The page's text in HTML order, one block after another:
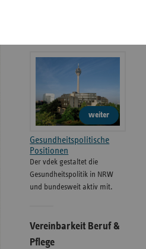
weiter
Gesundheitspolitische
Positionen
Der vdek gestaltet die
Gesundheitspolitik in NRW
und bundesweit aktiv mit.
Vereinbarkeit Beruf &
Pflege